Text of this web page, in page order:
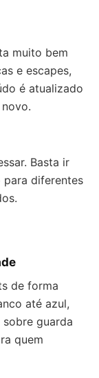
muito bem
e escapes,
é atualizado
Basta ir
para diferentes
de forma
até azul,
guarda
quem